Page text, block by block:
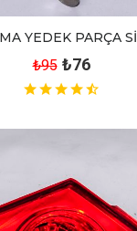
YEDEK PARÇA
₺95 ₺76